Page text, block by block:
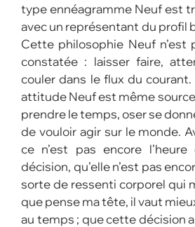
type ennéagramme Neuf est
avec un représentant du profil
Cette philosophie Neuf n’est
constatée : laisser faire,
couler dans le flux du
attitude Neuf est même
prendre le temps, oser se
de vouloir agir sur le monde.
ce n’est pas encore
décision, qu’elle n’est pas
sorte de ressenti corporel qui
que pense ma tête, il vaut
au temps ; que cette décision